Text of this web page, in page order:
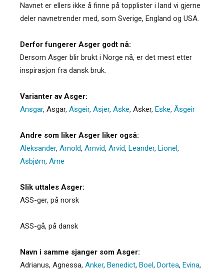
Navnet er ellers ikke å finne på topplister i land vi gjerne
deler navnetrender med, som Sverige, England og USA.
Derfor fungerer Asger godt nå:
Dersom Asger blir brukt i Norge nå, er det mest etter
inspirasjon fra dansk bruk.
Varianter av Asger:
Ansgar, Asgar, Asgeir, Asjer, Aske, Asker, Eske, Åsgeir
Andre som liker Asger liker også:
Aleksander, Arnold, Arnvid, Arvid, Leander, Lionel,
Asbjørn, Arne
Slik uttales Asger:
ASS-ger, på norsk
ASS-gå, på dansk
Navn i samme sjanger som Asger:
Adrianus, Agnessa, Anker, Benedict, Boel, Dortea, Evina,